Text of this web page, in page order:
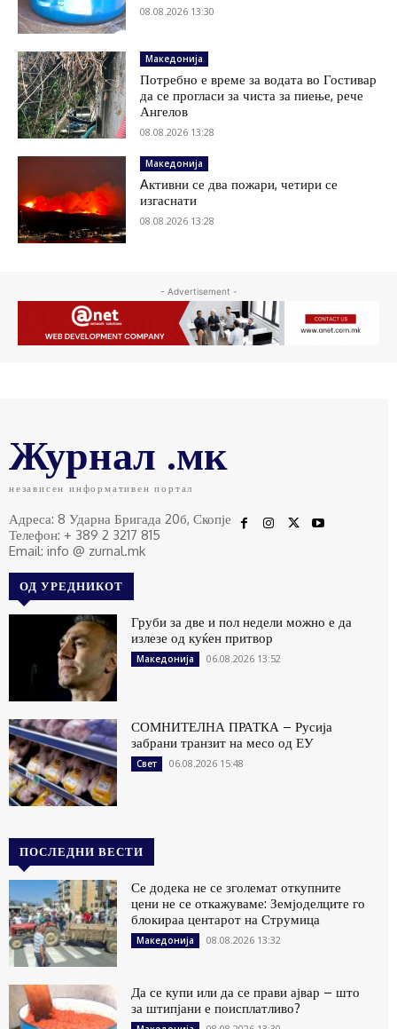
08.08.2026 13:30
Македонија
Потребно е време за водата во Гостивар
да се прогласи за чиста за пиење, рече
Ангелов
08.08.2026 13:28
Македонија
Aктивни се два пожари, четири се
изгаснати
08.08.2026 13:28
- Advertisement -
Журнал .мк
независен информативен портал
Адреса: 8 Ударна Бригада 20б, Скопје
Телефон: + 389 2 3217 815
Email: info @ zurnal.mk
ОД УРЕДНИКОТ
Груби за две и пол недели можно е да
излезе од куќен притвор
Македонија 06.08.2026 13:52
СОМНИТЕЛНА ПРАТКА – Русија
забрани транзит на месо од ЕУ
Свет 06.08.2026 15:48
ПОСЛЕДНИ ВЕСТИ
Се додека не се зголемат откупните
цени не се откажуваме: Земјоделците го
блокираа центарот на Струмица
Македонија 08.08.2026 13:32
Да се купи или да се прави ајвар – што
за штипјани е поисплатливо?